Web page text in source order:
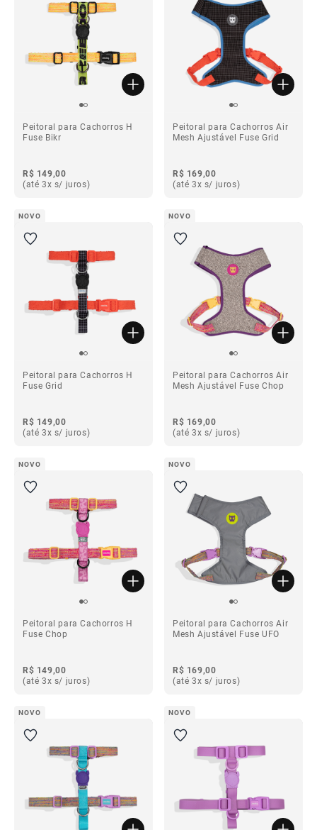
Peitoral para Cachorros H
Fuse Bikr
R$ 149,00
(até 3x s/ juros)
Peitoral para Cachorros Air
Mesh Ajustável Fuse Grid
R$ 169,00
(até 3x s/ juros)
NOVO
Peitoral para Cachorros H
Fuse Grid
R$ 149,00
(até 3x s/ juros)
NOVO
Peitoral para Cachorros Air
Mesh Ajustável Fuse Chop
R$ 169,00
(até 3x s/ juros)
NOVO
Peitoral para Cachorros H
Fuse Chop
R$ 149,00
(até 3x s/ juros)
NOVO
Peitoral para Cachorros Air
Mesh Ajustável Fuse UFO
R$ 169,00
(até 3x s/ juros)
NOVO NOVO